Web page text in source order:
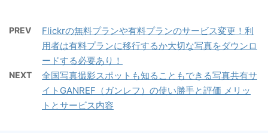
PREV
Flickrの無料プランや有料プランのサービス変更！利
用者は有料プランに移行するか大切な写真をダウンロ
ードする必要あり！
NEXT
全国写真撮影スポットも知ることもできる写真共有サ
イトGANREF（ガンレフ）の使い勝手と評価 メリッ
トとサービス内容